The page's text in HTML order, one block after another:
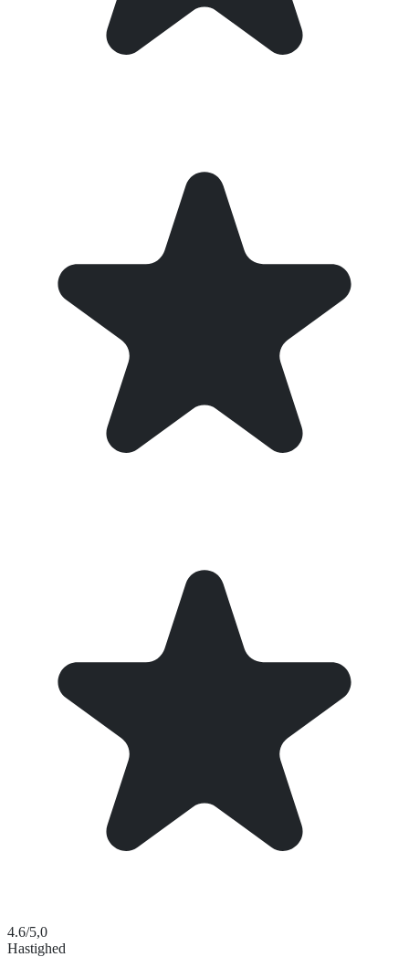
4.6/5,0
Hastighed